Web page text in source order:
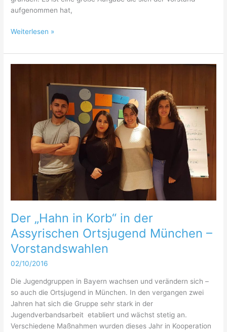
aufgenommen hat,
Memminger
–
das
Weiterlesen »
Der „Hahn in Korb“ in der
Assyrischen Ortsjugend München –
Vorstandswahlen
02/10/2016
Die Jugendgruppen in Bayern wachsen und verändern sich –
so auch die Ortsjugend in München. In den vergangen zwei
Jahren hat sich die Gruppe sehr stark in der
Jugendverbandsarbeit etabliert und wächst stetig an.
Verschiedene Maßnahmen wurden dieses Jahr in Kooperation